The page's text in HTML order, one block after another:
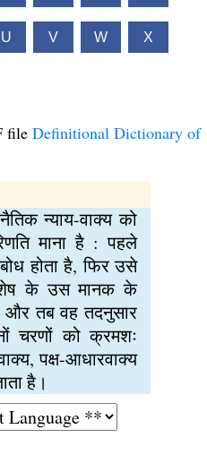
U V W X
file Definitional Dictionary of
न्याय-वाक्य को
माना है : पहले
होता है, फिर उसे
के उस मानक के
और तब वह तदनुसार
चरणों को क्रमशः
पक्ष-आधारवाक्य
है।